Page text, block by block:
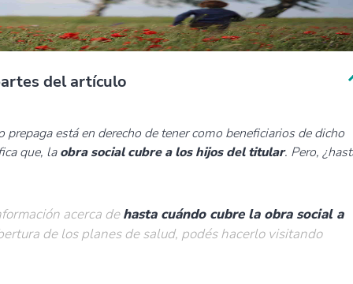
del artículo
está en derecho de tener como beneficiarios de dicho
que, laobra social cubre a los hijos del titular. Pero,
acerca dehasta cuándo cubre la obra social a
de los planes de salud, podés hacerlo visitando